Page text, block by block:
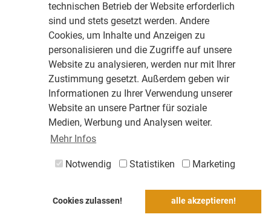
technischen Betrieb der Website erforderlich
sind und stets gesetzt werden. Andere
Cookies, um Inhalte und Anzeigen zu
personalisieren und die Zugriffe auf unsere
Website zu analysieren, werden nur mit Ihrer
Zustimmung gesetzt. Außerdem geben wir
Informationen zu Ihrer Verwendung unserer
Website an unsere Partner für soziale
Medien, Werbung und Analysen weiter.
Mehr Infos
Notwendig Statistiken Marketing
Cookies zulassen! alle akzeptieren!